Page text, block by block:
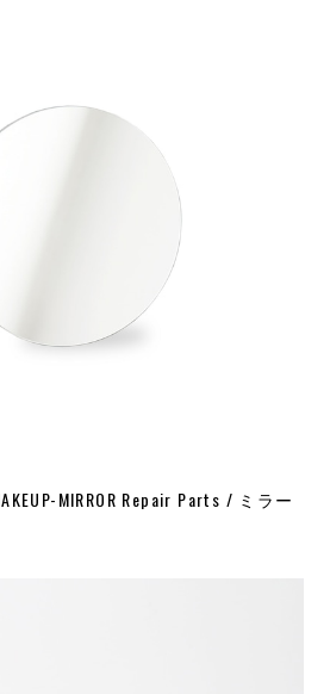
MIRROR Repair Parts / ミラー